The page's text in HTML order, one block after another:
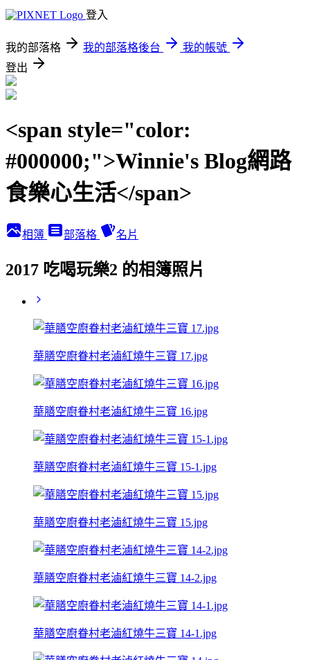
登入
我的部落格 我的部落格後台
我的帳號
登出
<span style="color:
#000000;">Winnie's Blog網路
食樂心生活</span>
相簿 部落格 名片
2017 吃喝玩樂2 的相簿照片
華膳空廚眷村老滷紅燒牛三寶 17.jpg
華膳空廚眷村老滷紅燒牛三寶 16.jpg
華膳空廚眷村老滷紅燒牛三寶 15-1.jpg
華膳空廚眷村老滷紅燒牛三寶 15.jpg
華膳空廚眷村老滷紅燒牛三寶 14-2.jpg
華膳空廚眷村老滷紅燒牛三寶 14-1.jpg